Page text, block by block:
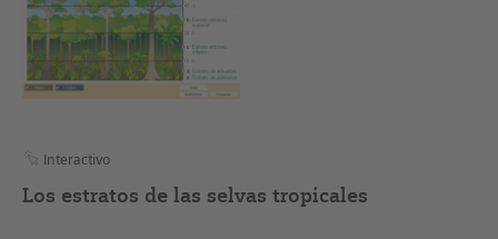
Interactivo
Los estratos de las selvas tropicales